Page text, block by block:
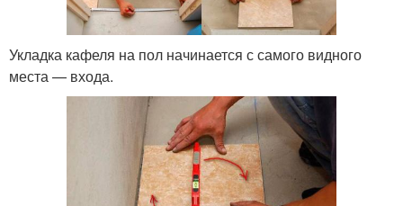
Укладка кафеля на пол начинается с самого видного
места — входа.